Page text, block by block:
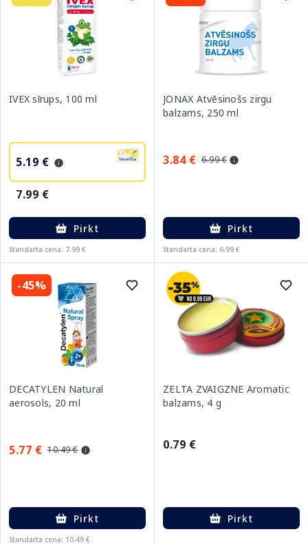
IVEX sīrups, 100 ml
5.19 €
7.99 €
Pirkt
Standarta cena: 7.99 €
JONAX Atvēsinošs zirgu
balzams, 250 ml
3.84 € 6.99 €
Pirkt
Standarta cena: 6.99 €
-45%
DECATYLEN Natural
aerosols, 20 ml
5.77 € 10.49 €
Pirkt
Standarta cena: 10.49 €
ZELTA ZVAIGZNE Aromatic
balzams, 4 g
0.79 €
Pirkt